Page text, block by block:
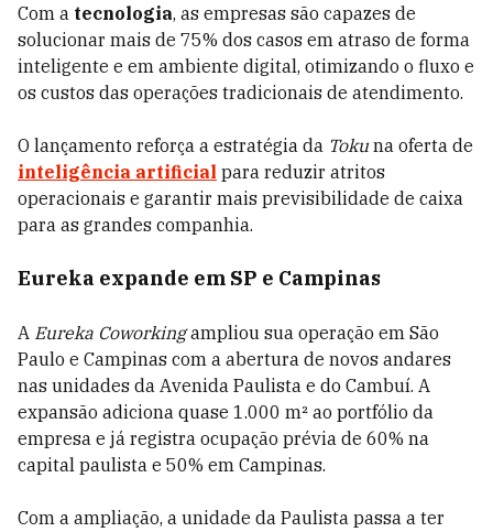
Com a tecnologia, as empresas são capazes de
solucionar mais de 75% dos casos em atraso de forma
inteligente e em ambiente digital, otimizando o fluxo e
os custos das operações tradicionais de atendimento.
O lançamento reforça a estratégia da Toku na oferta de
inteligência artificial para reduzir atritos
operacionais e garantir mais previsibilidade de caixa
para as grandes companhia.
Eureka expande em SP e Campinas
A Eureka Coworkingampliou sua operação em São
Paulo e Campinas com a abertura de novos andares
nas unidades da Avenida Paulista e do Cambuí. A
expansão adiciona quase 1.000 m² ao portfólio da
empresa e já registra ocupação prévia de 60% na
capital paulista e 50% em Campinas.
Com a ampliação, a unidade da Paulista passa a ter